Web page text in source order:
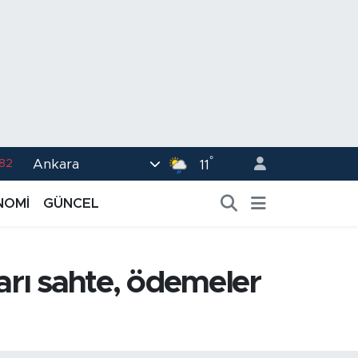
Ankara 11 °
GÜNCEL
sahte, ödemeler